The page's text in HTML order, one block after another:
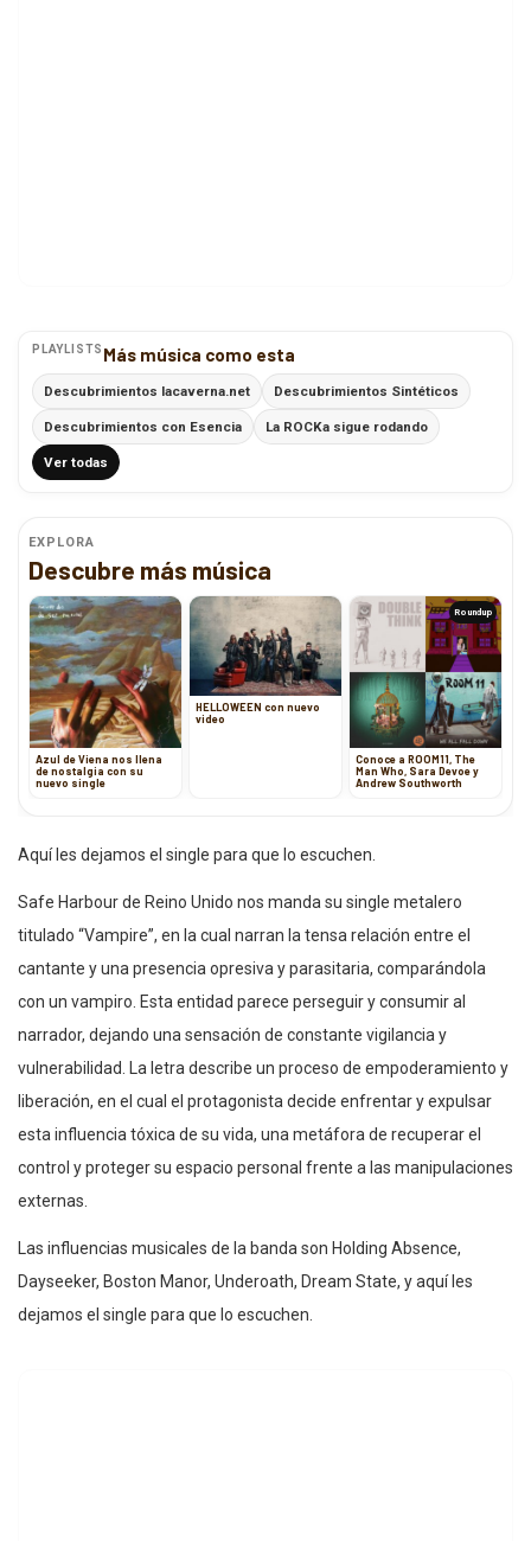
PLAYLISTS Más música como esta
Descubrimientos lacaverna.net Descubrimientos Sintéticos
Descubrimientos con Esencia La ROCKa sigue rodando
Ver todas
EXPLORA
Descubre más música
Azul de Viena nos llena
de nostalgia con su
nuevo single
HELLOWEEN con nuevo
video
Roundup
Conoce a ROOM11, The
Man Who, Sara Devoe y
Andrew Southworth
Aquí les dejamos el single para que lo escuchen.
Safe Harbour de Reino Unido nos manda su single metalero
titulado “Vampire”, en la cual narran la tensa relación entre el
cantante y una presencia opresiva y parasitaria, comparándola
con un vampiro. Esta entidad parece perseguir y consumir al
narrador, dejando una sensación de constante vigilancia y
vulnerabilidad. La letra describe un proceso de empoderamiento y
liberación, en el cual el protagonista decide enfrentar y expulsar
esta influencia tóxica de su vida, una metáfora de recuperar el
control y proteger su espacio personal frente a las manipulaciones
externas.
Las influencias musicales de la banda son Holding Absence,
Dayseeker, Boston Manor, Underoath, Dream State, y aquí les
dejamos el single para que lo escuchen.